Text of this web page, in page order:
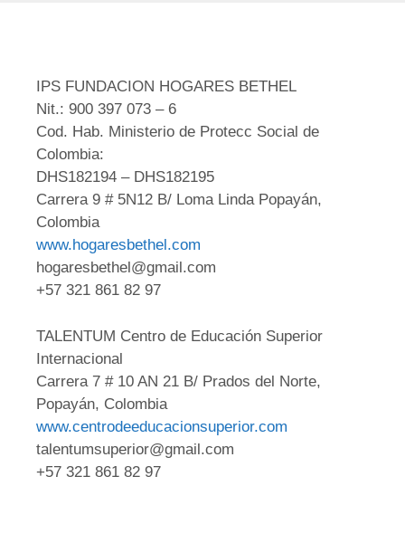
IPS FUNDACION HOGARES BETHEL
Nit.: 900 397 073 – 6
Cod. Hab. Ministerio de Protecc Social de
Colombia:
DHS182194 – DHS182195
Carrera 9 # 5N12 B/ Loma Linda Popayán,
Colombia
www.hogaresbethel.com
hogaresbethel@gmail.com
+57 321 861 82 97
TALENTUM Centro de Educación Superior
Internacional
Carrera 7 # 10 AN 21 B/ Prados del Norte,
Popayán, Colombia
www.centrodeeducacionsuperior.com
talentumsuperior@gmail.com
+57 321 861 82 97